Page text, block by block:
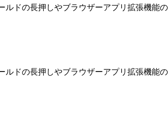
ドの長押しやブラウザーアプリ拡張機能
ドの長押しやブラウザーアプリ拡張機能